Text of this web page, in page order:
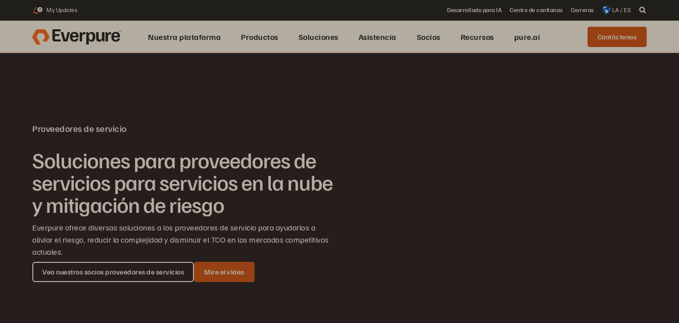
2 My Updates Desarrollado para IA Centro de confianza Carreras LA / ES
Nuestra plataforma Productos Soluciones Asistencia Socios Recursos pure.ai Contáctenos
Proveedores de servicio
Soluciones para proveedores de
servicios para servicios en la nube
y mitigación de riesgo
Everpure ofrece diversas soluciones a los proveedores de servicio para ayudarlos a
aliviar el riesgo, reducir la complejidad y disminuir el TCO en los mercados competitivos
actuales.
Vea nuestros socios proveedores de servicios Mire el video